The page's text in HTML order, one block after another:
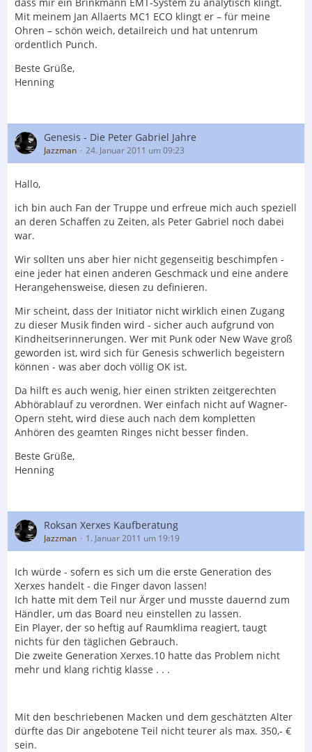
Mit meinem Jan Allaerts MC1 ECO klingt er – für meine
Ohren – schön weich, detailreich und hat untenrum
ordentlich Punch.
Beste Grüße,
Henning
Genesis - Die Peter Gabriel Jahre
Jazzman 24. Januar 2011 um 09:23
Hallo,
ich bin auch Fan der Truppe und erfreue mich auch speziell
an deren Schaffen zu Zeiten, als Peter Gabriel noch dabei
war.
Wir sollten uns aber hier nicht gegenseitig beschimpfen -
eine jeder hat einen anderen Geschmack und eine andere
Herangehensweise, diesen zu definieren.
Mir scheint, dass der Initiator nicht wirklich einen Zugang
zu dieser Musik finden wird - sicher auch aufgrund von
Kindheitserinnerungen. Wer mit Punk oder New Wave groß
geworden ist, wird sich für Genesis schwerlich begeistern
können - was aber doch völlig OK ist.
Da hilft es auch wenig, hier einen strikten zeitgerechten
Abhörablauf zu verordnen. Wer einfach nicht auf Wagner-
Opern steht, wird diese auch nach dem kompletten
Anhören des geamten Ringes nicht besser finden.
Beste Grüße,
Henning
Roksan Xerxes Kaufberatung
Jazzman 1. Januar 2011 um 19:19
Ich würde - sofern es sich um die erste Generation des
Xerxes handelt - die Finger davon lassen!
Ich hatte mit dem Teil nur Ärger und musste dauernd zum
Händler, um das Board neu einstellen zu lassen.
Ein Player, der so heftig auf Raumklima reagiert, taugt
nichts für den täglichen Gebrauch.
Die zweite Generation Xerxes.10 hatte das Problem nicht
mehr und klang richtig klasse . . .
Mit den beschriebenen Macken und dem geschätzten Alter
dürfte das Dir angebotene Teil nicht teurer als max. 350,- €
sein.